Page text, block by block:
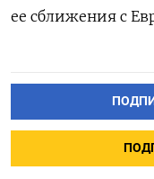
ее сближения с